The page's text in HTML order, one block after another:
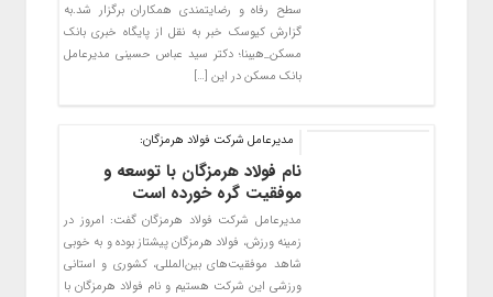
سطح رفاه و رضایتمندی همکاران برگزار شد.به
گزارش‌ کیوسک خبر به نقل از پایگاه خبری بانک
مسکن_هیبنا؛ دکتر سید عباس حسینی مدیرعامل
بانک مسکن در این […]
مدیرعامل شرکت فولاد هرمزگان:
نام فولاد هرمزگان با توسعه و
موفقیت گره خورده است
مدیرعامل شرکت فولاد هرمزگان گفت: امروز در
زمینه ورزش، فولاد هرمزگان پیشتاز بوده و به خوبی
شاهد موفقیت‌های بین‌المللی، کشوری و استانی
ورزشی این شرکت هستیم و نام فولاد هرمزگان با